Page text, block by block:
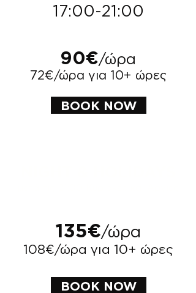
17:00-21:00
90€/ώρα
72€/ώρα για 10+ ώρες
BOOK NOW
135€/ώρα
108€/ώρα για 10+ ώρες
BOOK NOW